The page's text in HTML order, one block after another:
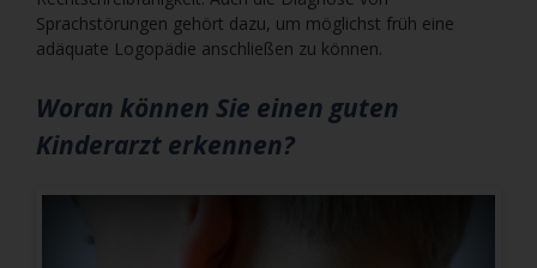
Sprachstörungen gehört dazu, um möglichst früh eine
adäquate Logopädie anschließen zu können.
Woran können Sie einen guten
Kinderarzt erkennen?